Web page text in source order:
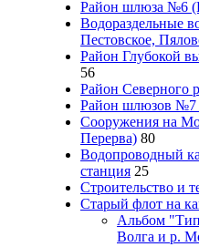
Район шлюза №6
Водораздельные
Пестовское,
Район Глубокой
56
Район Северного
Район шлюзов
Сооружения на
Перерва) 80
Водопроводный
станция 25
Строительство и
Старый флот на
Альбом
Волга и р.